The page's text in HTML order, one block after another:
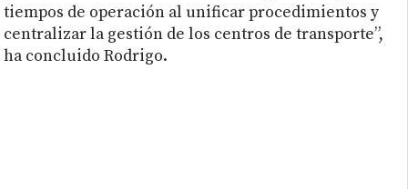
tiempos de operación al unificar procedimientos y
centralizar la gestión de los centros de transporte”,
ha concluido Rodrigo.